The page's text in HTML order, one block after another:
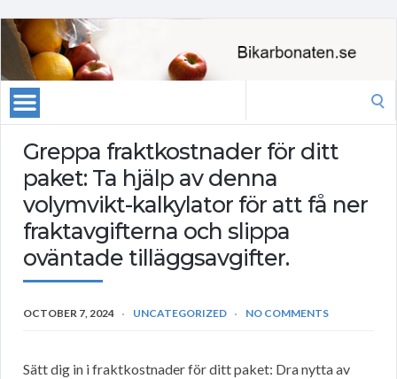
Greppa fraktkostnader för ditt
paket: Ta hjälp av denna
volymvikt-kalkylator för att få ner
fraktavgifterna och slippa
oväntade tilläggsavgifter.
OCTOBER 7, 2024 UNCATEGORIZED NO COMMENTS
Sätt dig in i fraktkostnader för ditt paket: Dra nytta av